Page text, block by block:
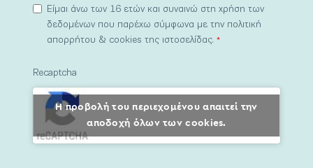
Είμαι άνω των 16 ετών και συναινώ στη χρήση των
δεδομένων που παρέχω σύμφωνα με την πολιτική
απορρήτου & cookies της ιστοσελίδας.*
Recaptcha
Η προβολή του περιεχομένου απαιτεί την
αποδοχή όλων των cookies.